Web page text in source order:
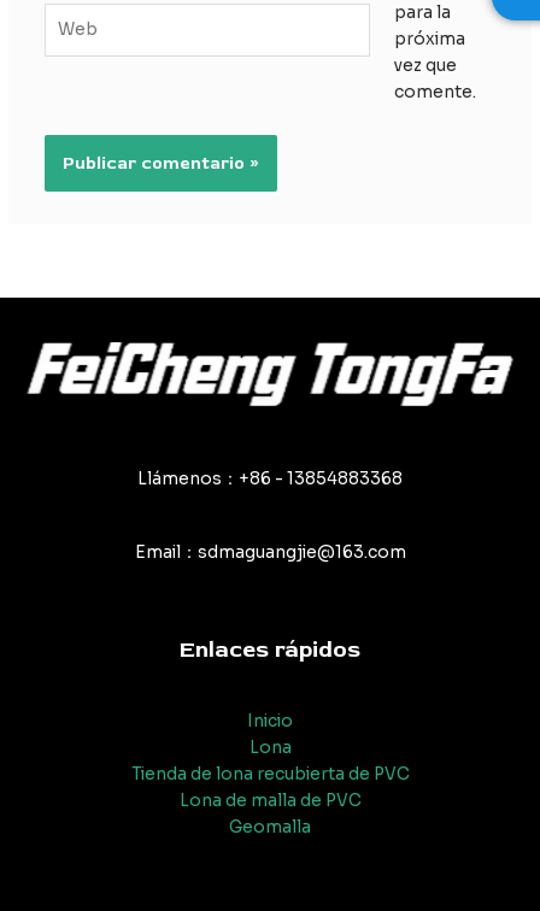
para la
próxima
vez que
comente.
Llámenos：+86 - 13854883368
Email：sdmaguangjie@163.com
Enlaces rápidos
Inicio
Lona
Tienda de lona recubierta de PVC
Lona de malla de PVC
Geomalla